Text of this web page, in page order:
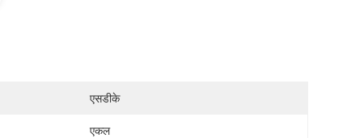
एसडीके
एकल